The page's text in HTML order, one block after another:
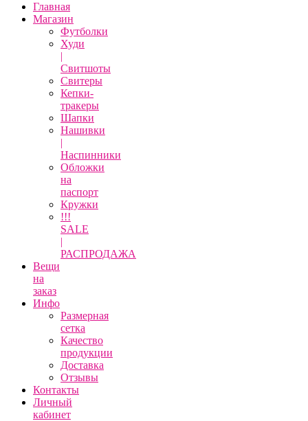
Главная
Магазин
Футболки
Худи
|
Свитшоты
Свитеры
Кепки-
тракеры
Шапки
Нашивки
|
Наспинники
Обложки
на
паспорт
Кружки
!!!
SALE
|
РАСПРОДАЖА
Вещи
на
заказ
Инфо
Размерная
сетка
Качество
продукции
Доставка
Отзывы
Контакты
Личный
кабинет